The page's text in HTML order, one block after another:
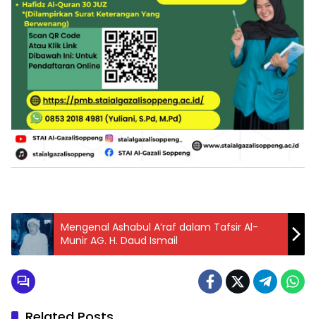
Mengenal Ashabul A’raf dalam Tafsir Al-
Munir AG. H. Daud Ismail